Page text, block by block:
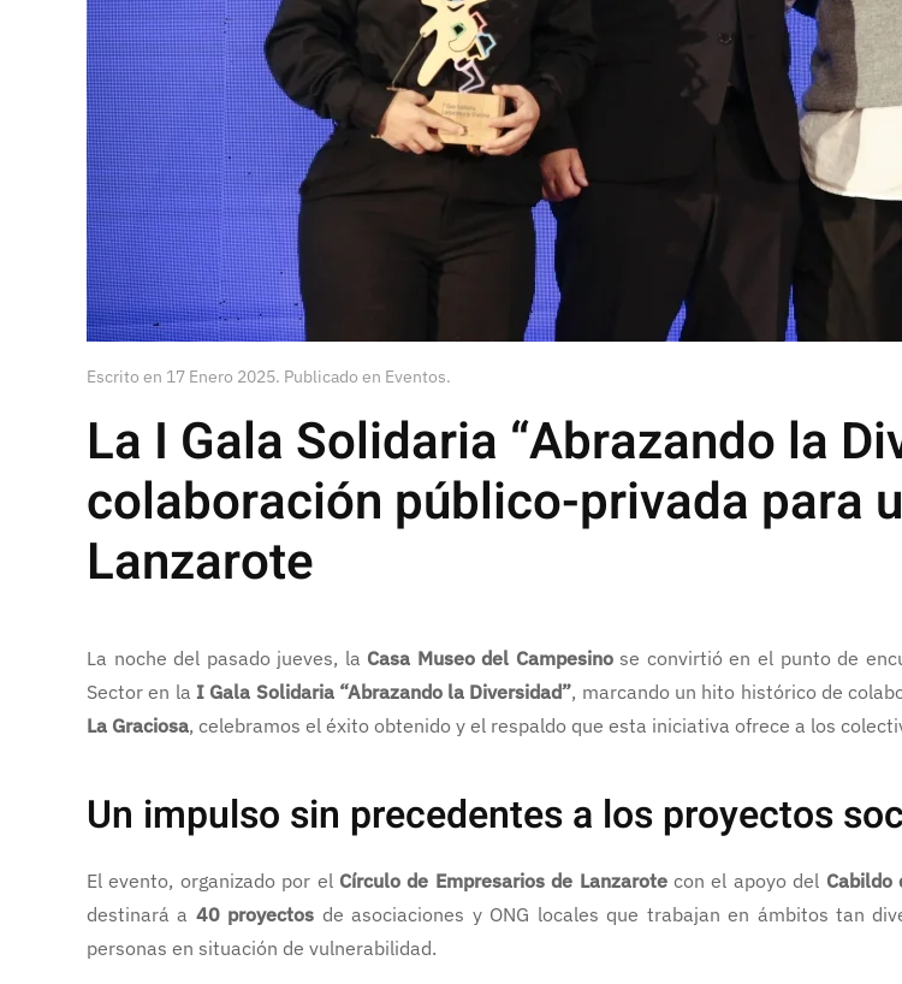
Escrito en 17 Enero 2025. Publicado en Eventos.
La I Gala Solidaria “Abrazando la
colaboración público-privada para
Lanzarote
La noche del pasado jueves, la Casa Museo del Campesinose convirtió en el punto de
Sector en la I Gala Solidaria “Abrazando la Diversidad”, marcando un hito histórico de
La Graciosa, celebramos el éxito obtenido y el respaldo que esta iniciativa ofrece a los
Un impulso sin precedentes a los proyectos
El evento, organizado por el Círculo de Empresarios de Lanzarotecon el apoyo del Cabildo
destinará a 40 proyectos de asociaciones y ONG locales que trabajan en ámbitos tan
personas en situación de vulnerabilidad.